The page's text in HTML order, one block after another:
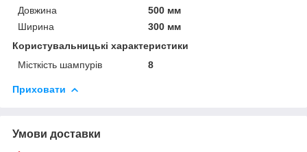
Довжина
500 мм
Ширина
300 мм
Користувальницькі характеристики
Місткість шампурів
8
Приховати
Умови доставки